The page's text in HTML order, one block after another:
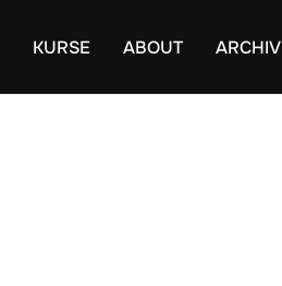
KURSE ABOUT ARCHIV